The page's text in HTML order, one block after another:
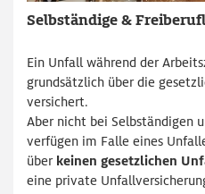
Selbständige &
Ein Unfall während der
grundsätzlich über die
versichert.
Aber nicht bei Selbständigen
verfügen im Falle eines
über keinen gesetzlichen
eine private